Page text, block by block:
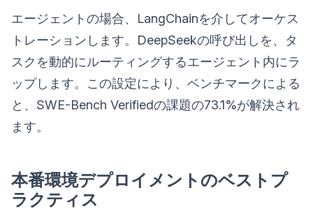
エージェントの場合、LangChainを介してオーケス
トレーションします。DeepSeekの呼び出しを、タ
スクを動的にルーティングするエージェント内にラ
ップします。この設定により、ベンチマークによる
と、SWE-Bench Verifiedの課題の73.1%が解決され
ます。
本番環境デプロイメントのベストプ
ラクティス